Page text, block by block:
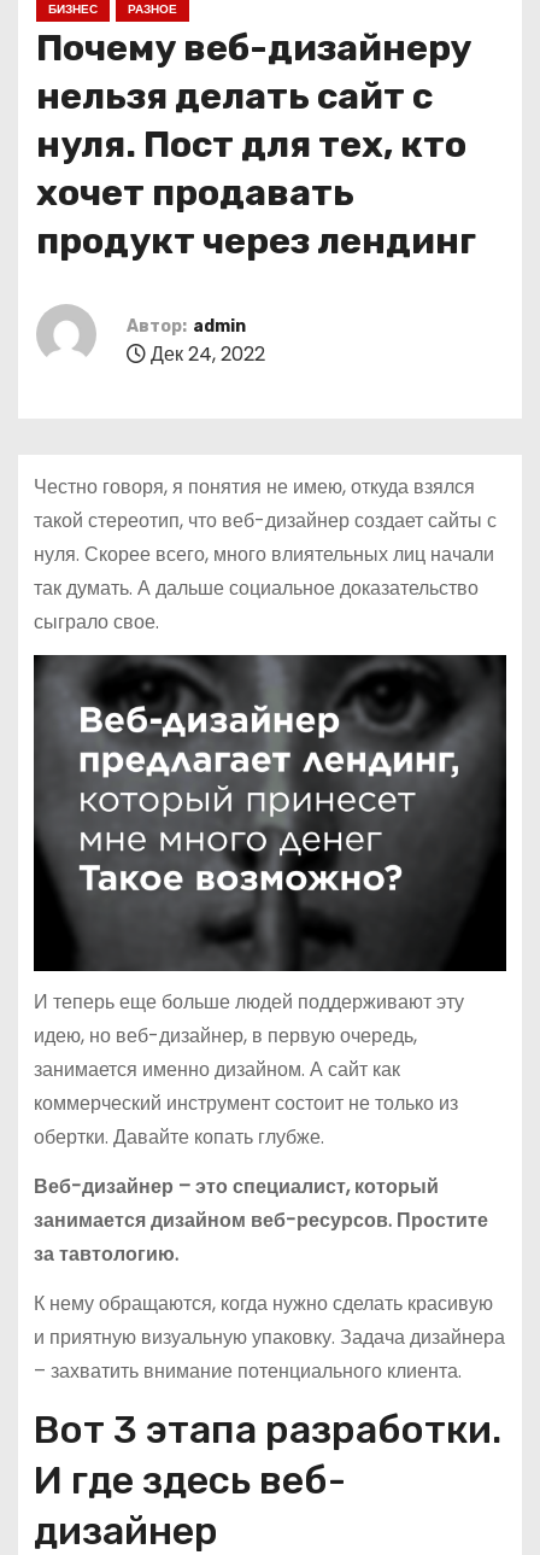
БИЗНЕС РАЗНОЕ
Почему веб-дизайнеру
нельзя делать сайт с
нуля. Пост для тех, кто
хочет продавать
продукт через лендинг
Автор: admin
Дек 24, 2022
Честно говоря, я понятия не имею, откуда взялся
такой стереотип, что веб-дизайнер создает сайты с
нуля. Скорее всего, много влиятельных лиц начали
так думать. А дальше социальное доказательство
сыграло свое.
И теперь еще больше людей поддерживают эту
идею, но веб-дизайнер, в первую очередь,
занимается именно дизайном. А сайт как
коммерческий инструмент состоит не только из
обертки. Давайте копать глубже.
Веб-дизайнер – это специалист, который
занимается дизайном веб-ресурсов. Простите
за тавтологию.
К нему обращаются, когда нужно сделать красивую
и приятную визуальную упаковку. Задача дизайнера
– захватить внимание потенциального клиента.
Вот 3 этапа разработки.
И где здесь веб-
дизайнер